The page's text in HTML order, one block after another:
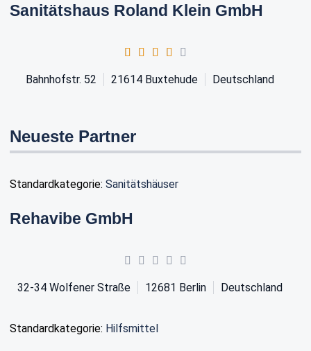
Sanitätshaus Roland Klein GmbH
Bahnhofstr. 52 21614 Buxtehude Deutschland
Neueste Partner
Standardkategorie: Sanitätshäuser
Rehavibe GmbH
32-34 Wolfener Straße 12681 Berlin Deutschland
Standardkategorie: Hilfsmittel